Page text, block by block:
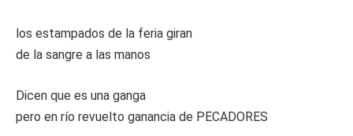
los estampados de la feria giran
de la sangre a las manos
Dicen que es una ganga
pero en río revuelto ganancia de PECADORES